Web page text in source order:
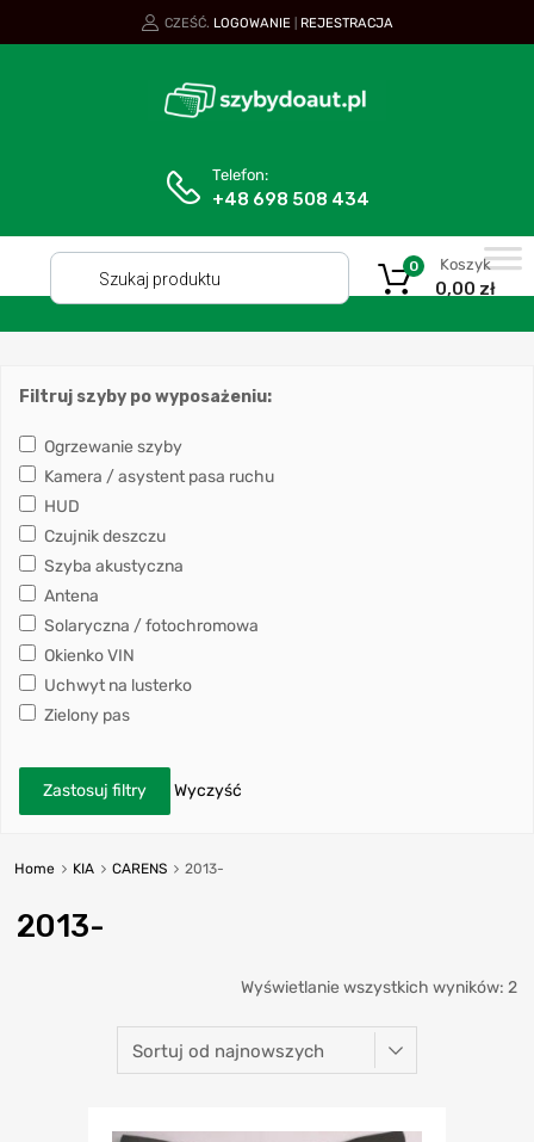
CZEŚĆ. LOGOWANIE REJESTRACJA
Telefon:
+48 698 508 434
Koszyk
0,00 zł
0
Filtruj szyby po wyposażeniu:
Ogrzewanie szyby
Kamera / asystent pasa ruchu
HUD
Czujnik deszczu
Szyba akustyczna
Antena
Solaryczna / fotochromowa
Okienko VIN
Uchwyt na lusterko
Zielony pas
Zastosuj filtry Wyczyść
Home KIA CARENS 2013-
2013-
Wyświetlanie wszystkich wyników: 2